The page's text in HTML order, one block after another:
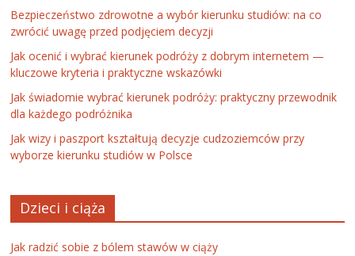
Bezpieczeństwo zdrowotne a wybór kierunku studiów: na co
zwrócić uwagę przed podjęciem decyzji
Jak ocenić i wybrać kierunek podróży z dobrym internetem —
kluczowe kryteria i praktyczne wskazówki
Jak świadomie wybrać kierunek podróży: praktyczny przewodnik
dla każdego podróżnika
Jak wizy i paszport kształtują decyzje cudzoziemców przy
wyborze kierunku studiów w Polsce
Dzieci i ciąża
Jak radzić sobie z bólem stawów w ciąży